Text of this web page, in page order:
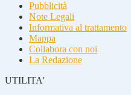
Pubblicità
Note Legali
Informativa al trattamento
Mappa
Collabora con noi
La Redazione
UTILITA'